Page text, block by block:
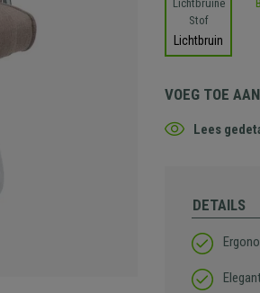
Lichtbruin
VOEG TOE
Lees
DETAILS